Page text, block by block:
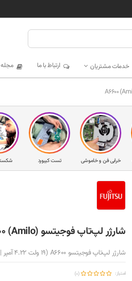
خدمات مشتریان ارتباط با ما
تست کیبورد خرابی فن و خاموشی
شارژر لپ‌تاپ فوجیتسو A6600 (Amilo)
شارژر لپ‌تاپ فوجیتسو A6600 (19 ولت 4.22 آمپر | Amilo | سوکت 2.5 * 5.5)
امتیاز: (0)